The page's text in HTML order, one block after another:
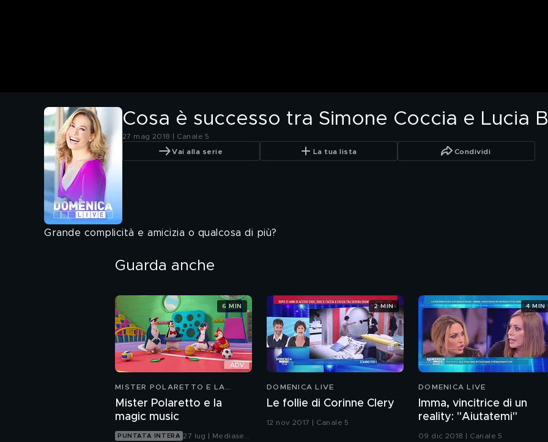
Cosa è successo tra Simone Coccia e Lucia
27 mag 2018 | Canale 5
Vai alla serie La tua lista Condividi
Grande complicità e amicizia o qualcosa di più?
Guarda anche
MISTER POLARETTO E LA
Mister Polaretto e la
magic music
PUNTATA INTERA 27 lug | Mediaset
6 MIN
DOMENICA LIVE
Le follie di Corinne Clery
12 nov 2017 | Canale 5
2 MIN
DOMENICA LIVE
Imma, vincitrice di un
reality: "Aiutatemi"
09 dic 2018 | Canale 5
4 MIN